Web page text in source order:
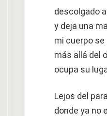
descolgado
y deja una
mi cuerpo se
más allá del
ocupa su
Lejos del
donde ya no